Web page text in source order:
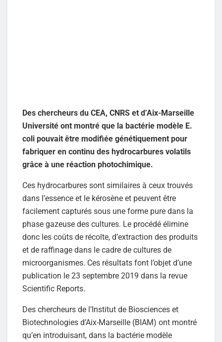
Des chercheurs du CEA, CNRS et d’Aix-Marseille
Université ont montré que la bactérie modèle E.
coli pouvait être modifiée génétiquement pour
fabriquer en continu des hydrocarbures volatils
grâce à une réaction photochimique.
Ces hydrocarbures sont similaires à ceux trouvés
dans l’essence et le kérosène et peuvent être
facilement capturés sous une forme pure dans la
phase gazeuse des cultures. Le procédé élimine
donc les coûts de récolte, d’extraction des produits
et de raffinage dans le cadre de cultures de
microorganismes. Ces résultats font l’objet d’une
publication le 23 septembre 2019 dans la revue
Scientific Reports.
Des chercheurs de l’Institut de Biosciences et
Biotechnologies d’Aix-Marseille (BIAM) ont montré
qu’en introduisant, dans la bactérie modèle